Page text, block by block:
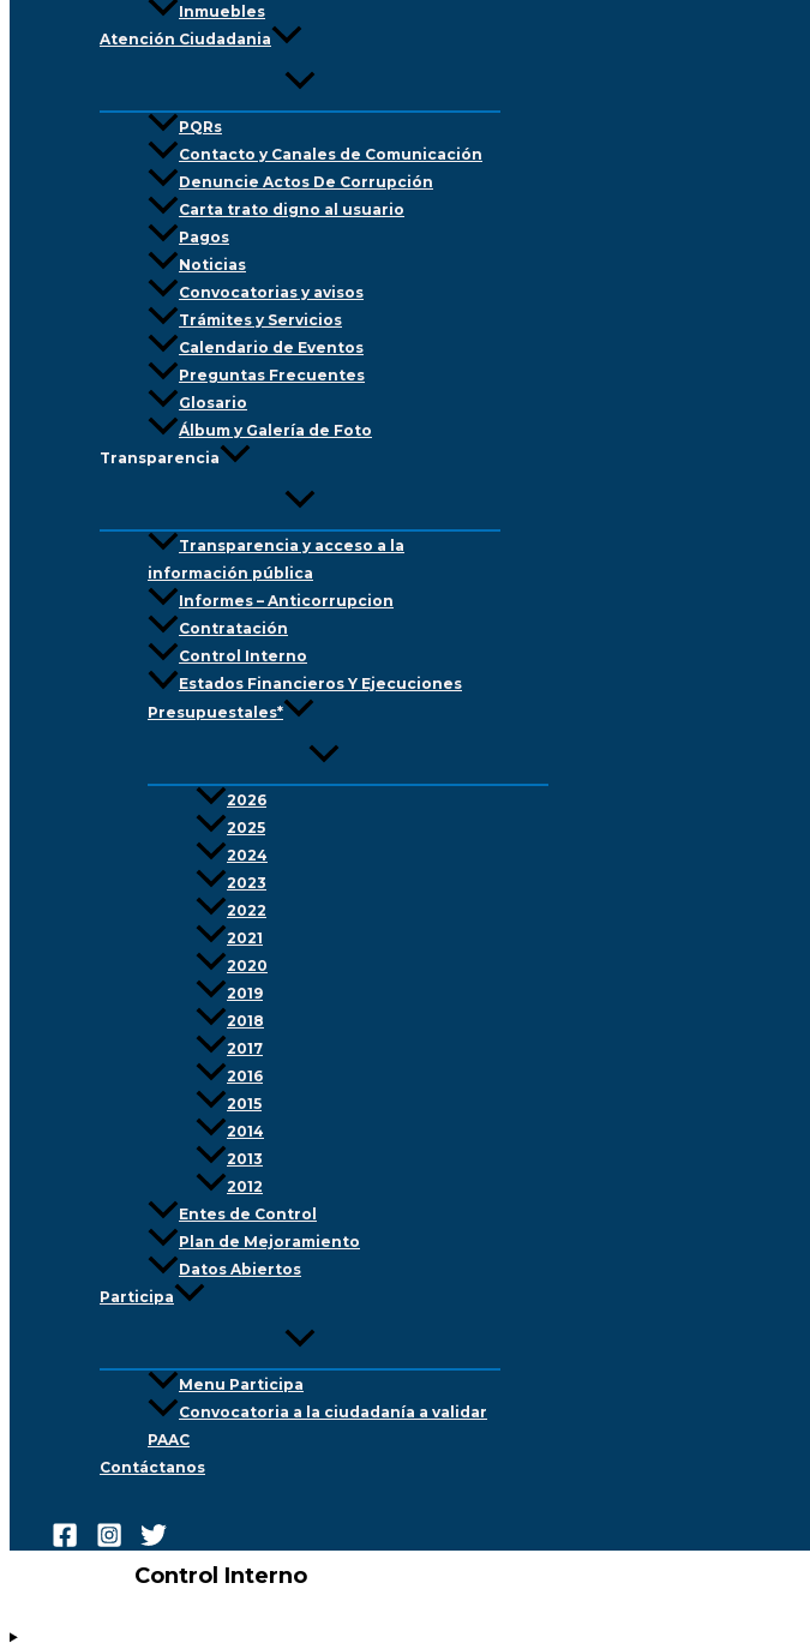
Inmuebles
Atención Ciudadania
PQRs
Contacto y Canales de Comunicación
Denuncie Actos De Corrupción
Carta trato digno al usuario
Pagos
Noticias
Convocatorias y avisos
Trámites y Servicios
Calendario de Eventos
Preguntas Frecuentes
Glosario
Álbum y Galería de Foto
Transparencia
Transparencia y acceso a la
información pública
Informes – Anticorrupcion
Contratación
Control Interno
Estados Financieros Y Ejecuciones
Presupuestales*
2026
2025
2024
2023
2022
2021
2020
2019
2018
2017
2016
2015
2014
2013
2012
Entes de Control
Plan de Mejoramiento
Datos Abiertos
Participa
Menu Participa
Convocatoria a la ciudadanía a validar
PAAC
Contáctanos
Control Interno